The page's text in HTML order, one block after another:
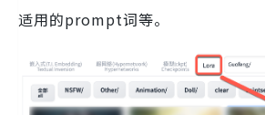
适用的prompt词等。